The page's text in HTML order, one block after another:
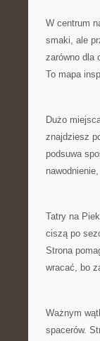
W centrum
smaki, ale
zarówno dla
To mapa
Dużo
znajdziesz
podsuwa
Tatry na
ciszą po
Strona
wracać, bo
Ważnym
spacerów.